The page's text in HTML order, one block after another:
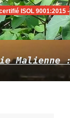
ISOL 9001:2015 -